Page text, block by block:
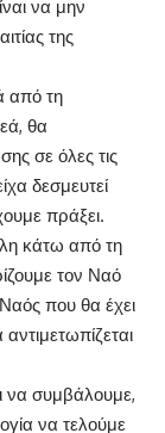
να μην
της
από τη
θα
σε όλες τις
δεσμευτεί
πράξει.
κάτω από τη
τον Ναό
που θα έχει
να συμβάλουμε,
να τελούμε